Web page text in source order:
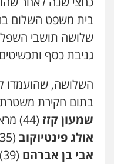
משרד
פלילי
עו"ד
פלילי
עו"ד
בית משפט השלום
שלושה תושבי
גניבת כסף
השלושה, שהועמדו
בתום חקירת משטרת
שמעון קזז (44) מראשון לציון
אולג פינטיוקוב (35) מחולון
אבי בן אברהם (39) מיבנה